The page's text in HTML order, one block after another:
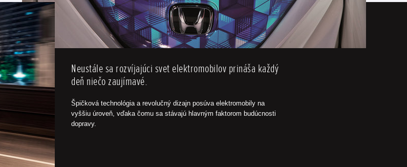
Neustále sa rozvíjajúci svet elektromobilov prináša každý
deň niečo zaujímavé.
Špičková technológia a revolučný dizajn posúva elektromobily na
vyššiu úroveň, vďaka čomu sa stávajú hlavným faktorom budúcnosti
dopravy.